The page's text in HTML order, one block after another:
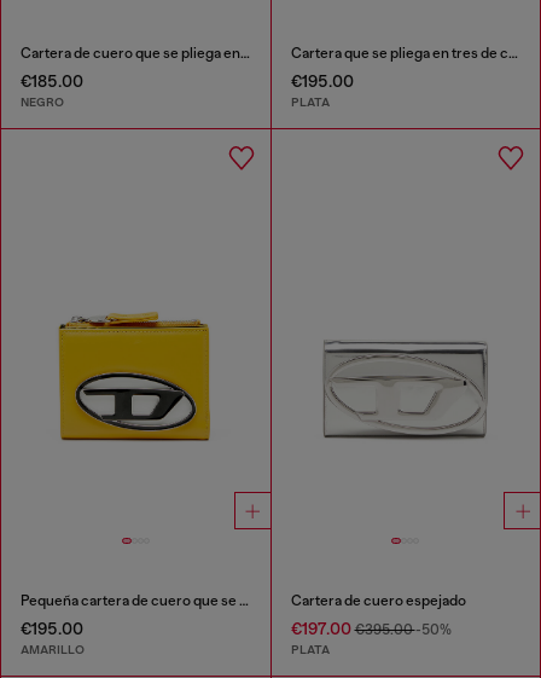
Cartera de cuero que se pliega en tres
€185.00
NEGRO
Cartera que se pliega en tres de cuero espejado
€195.00
PLATA
Pequeña cartera de cuero que se pliega por la mitad
€195.00
AMARILLO
Cartera de cuero espejado
€197.00€395.00-50%
PLATA